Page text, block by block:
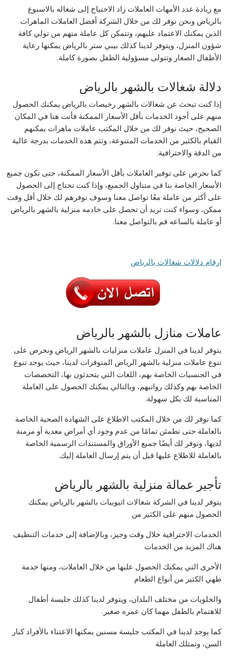
مع زيادة عدد الأمهات العاملات زاد الاحتياج إلى شغاله بالاسبوع
بالرياض ونحن نوفر لك من خلال الشركة أفضل العاملات الماهرات
الذين يمكنك الاعتماد عليهم، وتتمكن كل عاملة منهم من تولي كافة
شؤون المنزل، ويتوفر لدينا كذلك بيبي ستر بالرياض يمكنها رعاية
الأطفال الصغار وتتولى مسؤولية الطفل بصورة كاملة.
دلالة شغالات بالشهر بالرياض
إذا كنت تبحث عن شغالات بالشهر رخيصات بالرياض يمكنك الحصول
منهم على أجود الخدمات بأقل الأسعار الممكنة فأنت هنا في المكان
الصحيح، حيث نوفر لك من خلال المكتب عاملات ماهرات يمكنهم
القيام بالكثير من الخدمات المتنوعة، وتتم هذه الخدمات بدرجة عالية
من الدقة والاحترافية.
كما نحرص على توفير العاملات بأقل الأسعار الممكنة، حتى تكون جميع
الأسعار الخاصة بنا في متناول الجميع، وإذا كنت تحتاج إلى الحصول
على أكثر من عاملة معًا تواصل معنا وسوف نوفرهم لك خلال أقل وقت
ممكن، وسواء كنت تريد أن تحصل على خادمه منزلية بالشهر بالرياض
أو عاملة بالساعه قم بالتواصل معنا.
ارقام دلالات شغالات بالرياض
عاملات منازل بالشهر بالرياض
يتوفر لدينا في المنزل عاملات منزليات بالشهر الرياض ونحرص على
تنوع عاملات منزلية بالشهر الرياض المتوفرات لدينا، حيث يوجد تنوع
في الجنسيات الخاصة بهم، اللغات التي يتحدثون بها، التخصصات
الخاصة بهم وكذلك رواتبهم، وبالتالي يمكنك الحصول على العاملة
المناسبة لك بكل سهولة.
كما نوفر لك من خلال المكتب الاطلاع على الشهادة الصحية الخاصة
بالعاملة حتى تطمئن تمامًا من عدم وجود أي أمراض معدية أو مزمنة
لديها، ونوفر لك أيضًا جميع الأوراق والمستندات الرسمية الخاصة
بالعاملة للاطلاع عليها قبل أن يتم إرسال العاملة إليك.
تأجير عمالة منزلية بالشهر بالرياض
يتوفر لدينا في الشركة شغالات اثيوبيات بالشهر بالرياض يمكنك
الحصول منهم على الكثير من
الخدمات الاحترافية خلال وقت وجيز، وبالإضافة إلى خدمات التنظيف
هناك المزيد من الخدمات
الأخرى التي يمكنك الحصول عليها من خلال العاملات، ومنها خدمة
طهي الكثير من أنواع الطعام
والحلويات من مختلف البلدان، ويتوفر لدينا كذلك جليسة أطفال
للاهتمام بالطفل مهما كان عمره صغير.
كما يوجد لدينا في المكتب جليسة مسنين يمكنها الاعتناء بالأفراد كبار
السن، وتمتلك العاملة